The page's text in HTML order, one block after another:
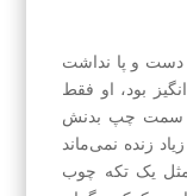
آمد که دست و پا نداشت
بود، او فقط
در سمت چپ بدنش
زنده نمی‌ماند
یک تکه چوب